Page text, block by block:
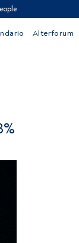
Alterforum